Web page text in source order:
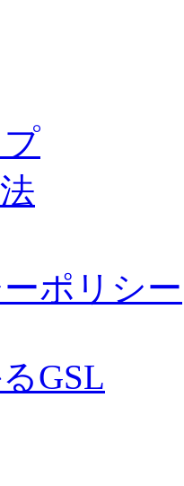
ポリシー
GSL